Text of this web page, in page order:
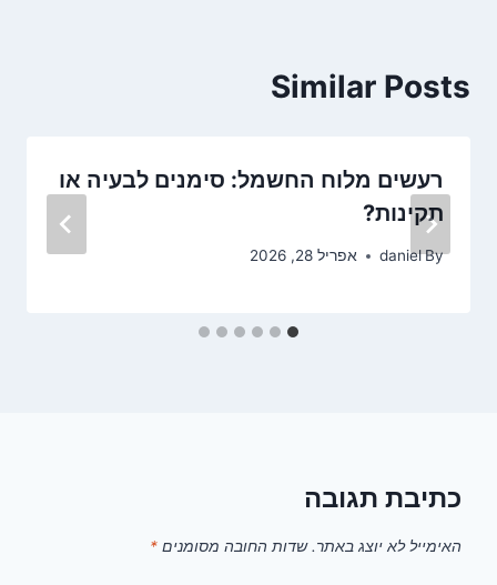
Similar Posts
רעשים מלוח החשמל: סימנים לבעיה או
תקינות?
By
daniel אפריל 28, 2026
כתיבת תגובה
האימייל לא יוצג באתר. שדות החובה מסומנים *